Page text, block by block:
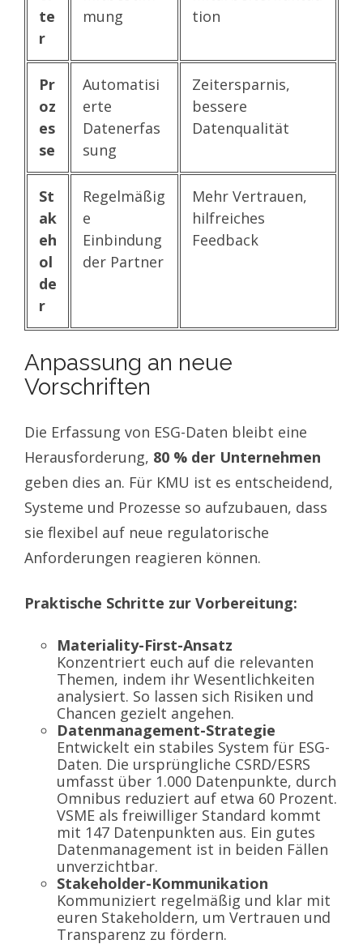
te
r
mung
tion
Pr
oz
es
se
Automatisi
erte
Datenerfas
sung
Zeitersparnis,
bessere
Datenqualität
St
ak
eh
ol
de
r
Regelmäßig
e
Einbindung
der Partner
Mehr Vertrauen,
hilfreiches
Feedback
Anpassung an neue
Vorschriften
Die Erfassung von ESG-Daten bleibt eine
Herausforderung, 80 % der Unternehmen
geben dies an. Für KMU ist es entscheidend,
Systeme und Prozesse so aufzubauen, dass
sie flexibel auf neue regulatorische
Anforderungen reagieren können.
Praktische Schritte zur Vorbereitung:
Materiality-First-Ansatz
Konzentriert euch auf die relevanten
Themen, indem ihr Wesentlichkeiten
analysiert. So lassen sich Risiken und
Chancen gezielt angehen.
Datenmanagement-Strategie
Entwickelt ein stabiles System für ESG-
Daten. Die ursprüngliche CSRD/ESRS
umfasst über 1.000 Datenpunkte, durch
Omnibus reduziert auf etwa 60 Prozent.
VSME als freiwilliger Standard kommt
mit 147 Datenpunkten aus. Ein gutes
Datenmanagement ist in beiden Fällen
unverzichtbar.
Stakeholder-Kommunikation
Kommuniziert regelmäßig und klar mit
euren Stakeholdern, um Vertrauen und
Transparenz zu fördern.